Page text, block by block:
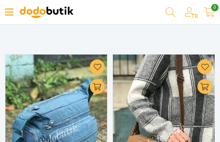
TR
0
Filtrele